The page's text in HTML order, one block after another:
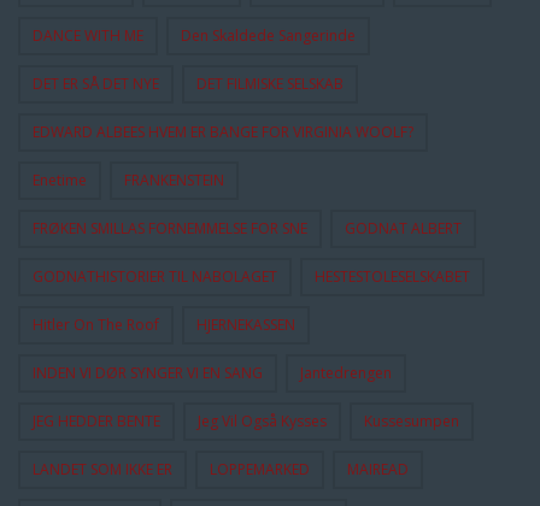
DANCE WITH ME Den Skaldede Sangerinde
DET ER SÅ DET NYE DET FILMISKE SELSKAB
EDWARD ALBEES HVEM ER BANGE FOR VIRGINIA WOOLF?
Enetime FRANKENSTEIN
FRØKEN SMILLAS FORNEMMELSE FOR SNE GODNAT ALBERT
GODNATHISTORIER TIL NABOLAGET HESTESTOLESELSKABET
Hitler On The Roof HJERNEKASSEN
INDEN VI DØR SYNGER VI EN SANG Jantedrengen
JEG HEDDER BENTE Jeg Vil Også Kysses Kussesumpen
LANDET SOM IKKE ER LOPPEMARKED MAIREAD